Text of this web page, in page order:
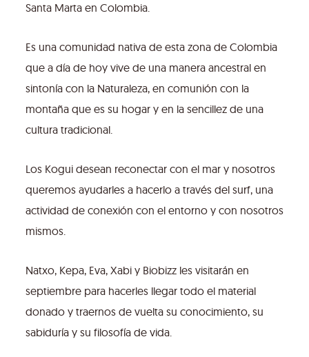
Santa Marta en Colombia.
Es una comunidad nativa de esta zona de Colombia
que a día de hoy vive de una manera ancestral en
sintonía con la Naturaleza, en comunión con la
montaña que es su hogar y en la sencillez de una
cultura tradicional.
Los Kogui desean reconectar con el mar y nosotros
queremos ayudarles a hacerlo a través del surf, una
actividad de conexión con el entorno y con nosotros
mismos.
Natxo, Kepa, Eva, Xabi y Biobizz les visitarán en
septiembre para hacerles llegar todo el material
donado y traernos de vuelta su conocimiento, su
sabiduría y su filosofía de vida.